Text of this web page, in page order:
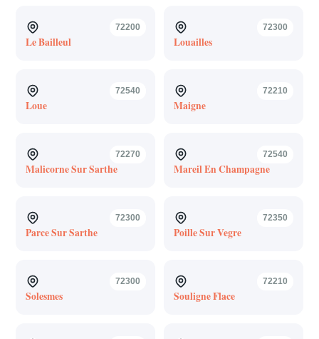
72200
Le Bailleul
72300
Louailles
72540
Loue
72210
Maigne
72270
Malicorne Sur Sarthe
72540
Mareil En Champagne
72300
Parce Sur Sarthe
72350
Poille Sur Vegre
72300
Solesmes
72210
Souligne Flace